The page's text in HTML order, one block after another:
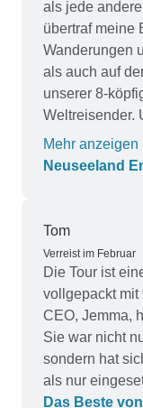
als jede andere
übertraf meine
Wanderungen
als auch auf der
unserer 8-
Weltreisender. Unsere Reiseleiterin war
außergewöhnlich. Die Einblicke, die sie
Maori-Kultur
diese Tour nur
Mal nach
eine Tour gemacht haben.
Mehr anzeigen
Neuseeland
Tom
Verreist im Februar
Die Tour ist
vollgepackt mit
CEO, Jemma,
Sie war nicht
sondern hat
als nur
Das Beste